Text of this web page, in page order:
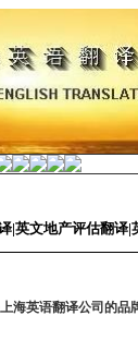
|英文地产评估翻译|
海英语翻译公司的品